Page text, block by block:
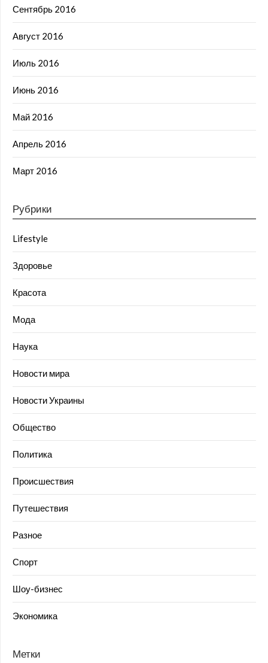
Сентябрь 2016
Август 2016
Июль 2016
Июнь 2016
Май 2016
Апрель 2016
Март 2016
Рубрики
Lifestyle
Здоровье
Красота
Мода
Наука
Новости мира
Новости Украины
Общество
Политика
Происшествия
Путешествия
Разное
Спорт
Шоу-бизнес
Экономика
Метки